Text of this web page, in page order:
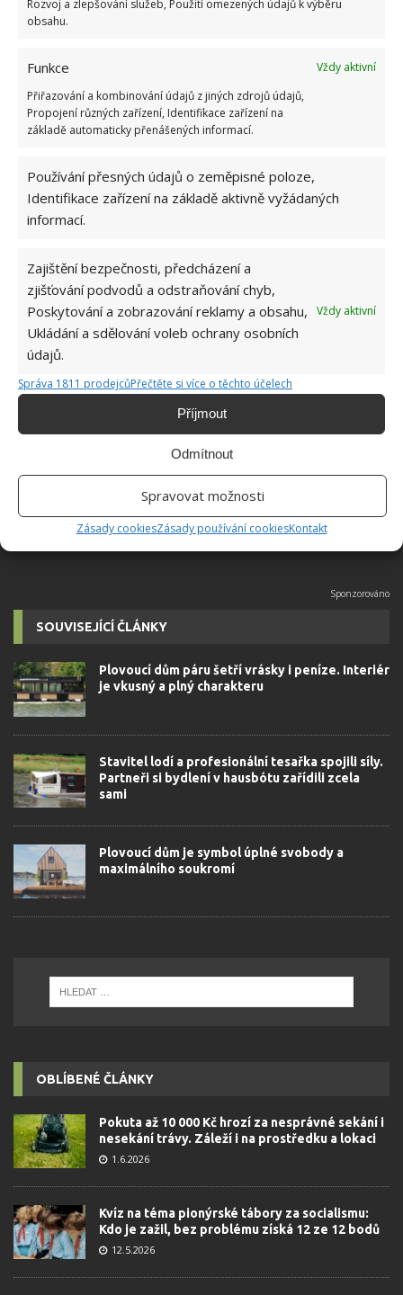
Rozvoj a zlepšování služeb, Použití omezených údajů k výběru
obsahu.
Funkce
Vždy aktivní
Přiřazování a kombinování údajů z jiných zdrojů údajů,
Propojení různých zařízení, Identifikace zařízení na
základě automaticky přenášených informací.
Používání přesných údajů o zeměpisné poloze,
Identifikace zařízení na základě aktivně vyžádaných
informací.
Zajištění bezpečnosti, předcházení a
zjišťování podvodů a odstraňování chyb,
Poskytování a zobrazování reklamy a obsahu,
Ukládání a sdělování voleb ochrany osobních
údajů.
Vždy aktivní
Správa 1811 prodejcůPřečtěte si více o těchto účelech
Příjmout
Odmítnout
Spravovat možnosti
Zásady cookiesZásady používání cookiesKontakt
HAUSBÓT
Jiří Kolář
Absolvent České zemědělské
velkým kutilem. V podstatě vše, co je
možné najít v j...[Více o autorovi]
SOUVISEJÍCÍ ČLÁNKY
Plovoucí dům páru šetří vrásky i peníze. Interiér
je vkusný a plný charakteru
Stavitel lodí a profesionální tesařka spojili síly.
Partneři si bydlení v hausbótu zařídili zcela
sami
Plovoucí dům je symbol úplné svobody a
maximálního soukromí
OBLÍBENÉ ČLÁNKY
Pokuta až 10 000 Kč hrozí za nesprávné sekání i
nesekání trávy. Záleží i na prostředku a lokaci
1.6.2026
Kvíz na téma pionýrské tábory za socialismu:
Kdo je zažil, bez problému získá 12 ze 12 bodů
12.5.2026